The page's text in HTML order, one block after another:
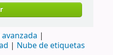
Nube de etiquetas